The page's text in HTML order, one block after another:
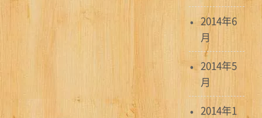
2014年6
月
2014年5
月
2014年1